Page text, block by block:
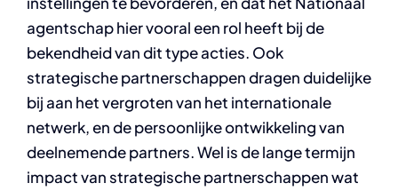
agentschap hier vooral een rol heeft bij de
bekendheid van dit type acties. Ook
strategische partnerschappen dragen duidelijke
bij aan het vergroten van het internationale
netwerk, en de persoonlijke ontwikkeling van
deelnemende partners. Wel is de lange termijn
impact van strategische partnerschappen wat